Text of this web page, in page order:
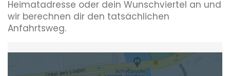
Heimatadresse oder dein Wunschviertel an und
wir berechnen dir den tatsächlichen
Anfahrtsweg.
Heimatadresse oder Wunschort